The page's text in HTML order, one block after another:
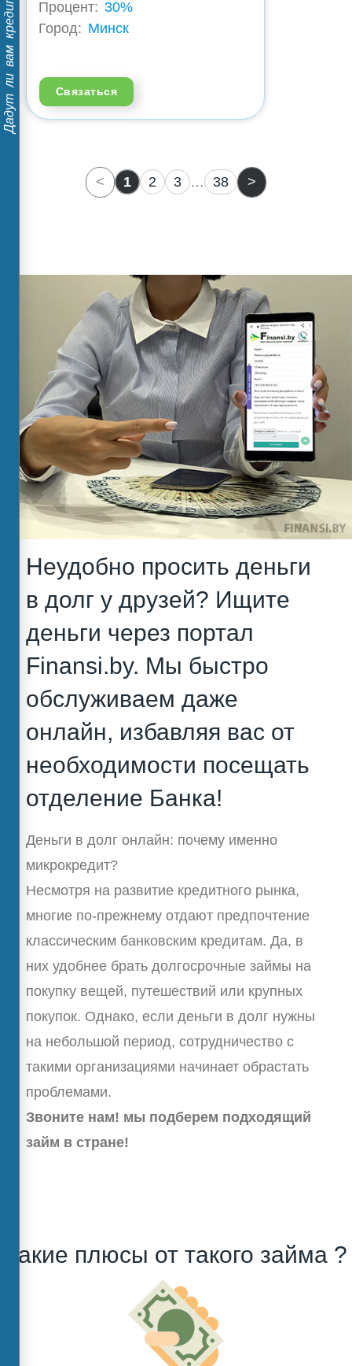
Дадут ли вам кредит?
Процент: 30%
Город: Минск
Связаться
< 1 2 3 … 38 >
Неудобно просить деньги
в долг у друзей? Ищите
деньги через портал
Finansi.by. Мы быстро
обслуживаем даже
онлайн, избавляя вас от
необходимости посещать
отделение Банка!
Деньги в долг онлайн: почему именно
микрокредит?
Несмотря на развитие кредитного рынка,
многие по-прежнему отдают предпочтение
классическим банковским кредитам. Да, в
них удобнее брать долгосрочные займы на
покупку вещей, путешествий или крупных
покупок. Однако, если деньги в долг нужны
на небольшой период, сотрудничество с
такими организациями начинает обрастать
проблемами.
Звоните нам! мы подберем подходящий
займ в стране!
Какие плюсы от такого займа ?